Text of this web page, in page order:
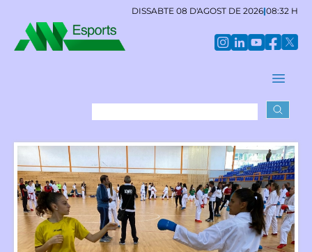
DISSABTE 08 D'AGOST DE 2026|08:32 H